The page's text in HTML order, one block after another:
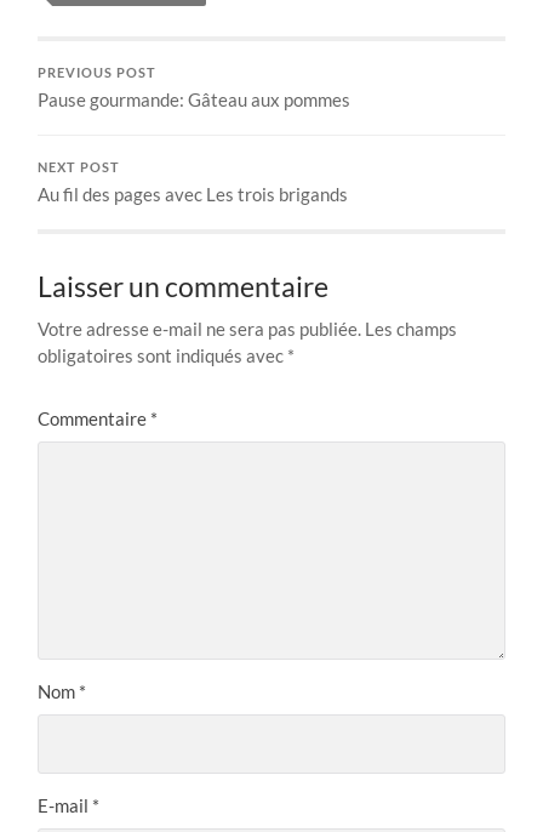
PREVIOUS POST
Pause gourmande: Gâteau aux pommes
NEXT POST
Au fil des pages avec Les trois brigands
Laisser un commentaire
Votre adresse e-mail ne sera pas publiée. Les champs
obligatoires sont indiqués avec *
Commentaire *
Nom *
E-mail *